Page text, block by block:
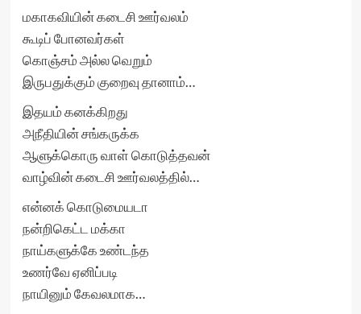
மகாகவியின் கடைசி ஊர்வலம்
கூடிப் போனவர்கள்
கொஞ்சம் அல்ல வெறும்
இருபதுக்கும் குறைவு தானாம்…
இதயம் கனக்கிறது
அநீதியின் சங்கருக்க
ஆளுக்கொரு வாள் கொடுத்தவன்
வாழ்வின் கடைசி ஊர்வலத்தில்…
என்னக் கொடுமையடா
நன்றிகெட்ட மக்கா
நாய்களுக்கே உண்டந்த
உணர்வே ஏனிப்படி
நாயினும் கேவலமாக…